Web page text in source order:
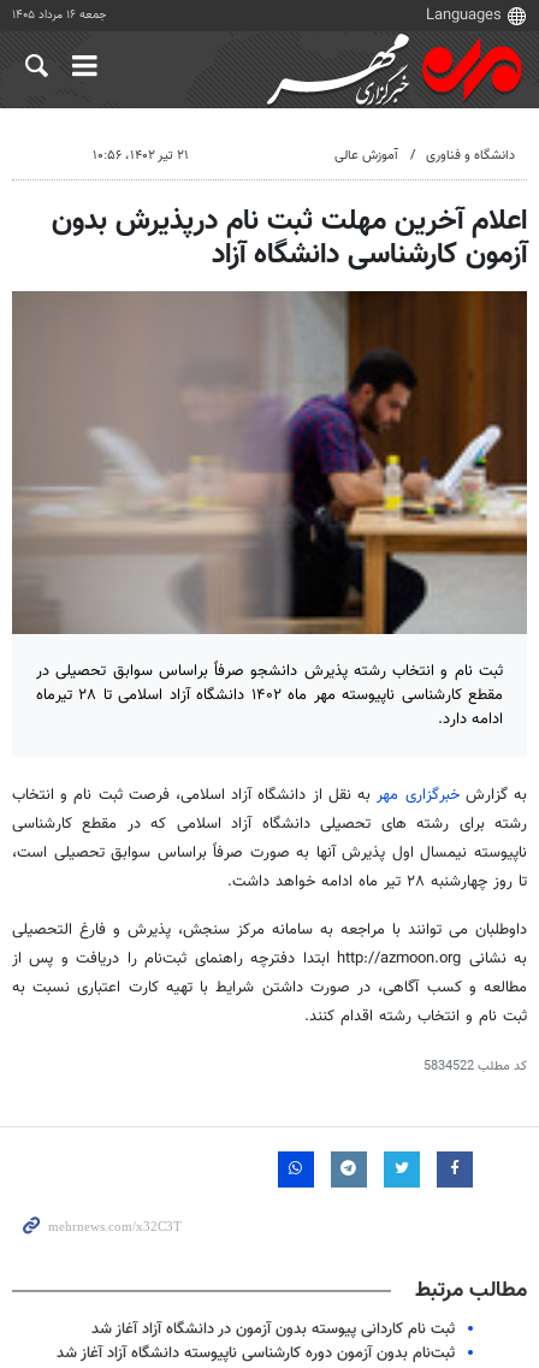
جمعه ۱۶ مرداد ۱۴۰۵
دانشگاه و فناوری آموزش عالی ۲۱ تیر ۱۴۰۲، ۱۰:۵۶
اعلام آخرین مهلت ثبت نام درپذیرش بدون
آزمون کارشناسی دانشگاه آزاد
ثبت نام و انتخاب رشته پذیرش دانشجو صرفاً براساس سوابق تحصیلی در
مقطع کارشناسی ناپیوسته مهر ماه ۱۴۰۲ دانشگاه آزاد اسلامی تا ۲۸ تیرماه
ادامه دارد.
به گزارشخبرگزاری مهربه نقل از دانشگاه آزاد اسلامی، فرصت ثبت نام و انتخاب
رشته برای رشته های تحصیلی دانشگاه آزاد اسلامی که در مقطع کارشناسی
ناپیوسته نیمسال اول پذیرش آنها به صورت صرفاً براساس سوابق تحصیلی است،
تا روز چهارشنبه ۲۸ تیر ماه ادامه خواهد داشت.
داوطلبان می توانند با مراجعه به سامانه مرکز سنجش، پذیرش و فارغ التحصیلی
به نشانی http://azmoon.org ابتدا دفترچه راهنمای ثبت‌نام را دریافت و پس از
مطالعه و کسب آگاهی، در صورت داشتن شرایط با تهیه کارت اعتباری نسبت به
ثبت نام و انتخاب رشته اقدام کنند.
کد مطلب5834522
مطالب مرتبط
ثبت نام کاردانی پیوسته بدون آزمون در دانشگاه آزاد آغاز شد
ثبت‌نام بدون آزمون دوره کارشناسی ناپیوسته دانشگاه آزاد آغاز شد